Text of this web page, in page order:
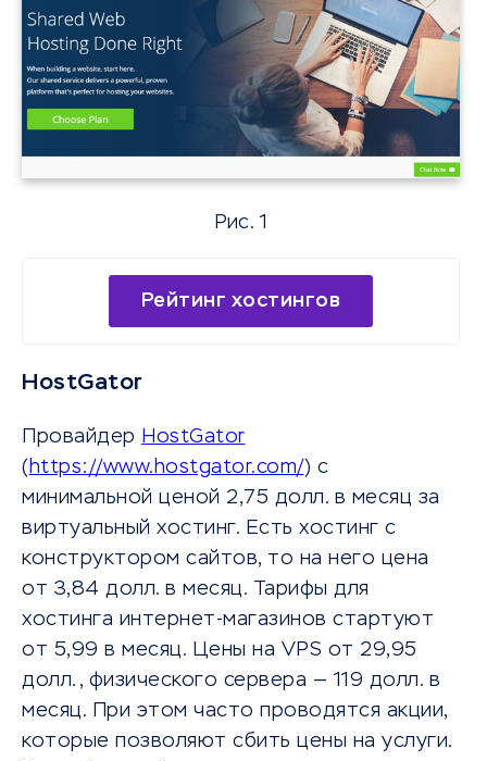
Рис. 1
Рейтинг хостингов
HostGator
Провайдер HostGator
( https://www.hostgator.com/) с
минимальной ценой 2,75 долл. в месяц за
виртуальный хостинг. Есть хостинг с
конструктором сайтов, то на него цена
от 3,84 долл. в месяц. Тарифы для
хостинга интернет-магазинов стартуют
от 5,99 в месяц. Цены на VPS от 29,95
долл., физического сервера — 119 долл. в
месяц. При этом часто проводятся акции,
которые позволяют сбить цены на услуги.